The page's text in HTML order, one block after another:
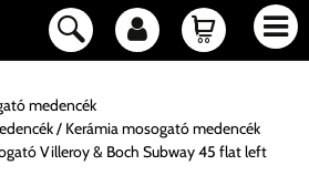
medencék
Kerámia mosogató medencék
Villeroy & Boch Subway 45 flat left